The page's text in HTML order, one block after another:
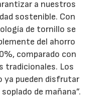
a nuestros
sostenible. Con
de tornillo se
del ahorro
comparado con
tradicionales. Los
ya pueden disfrutar
de mañana”.